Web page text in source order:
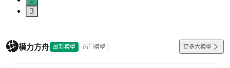
3
模力方舟 最新模型 热门模型 更多大模型